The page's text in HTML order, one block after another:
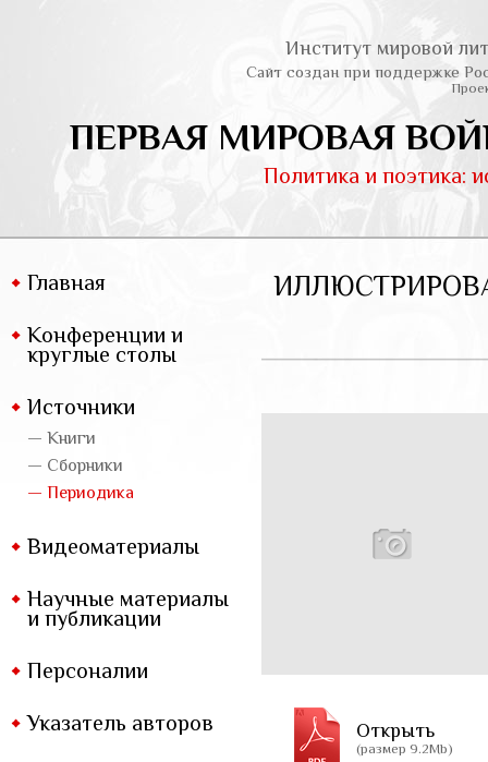
Институт мировой
Сайт создан при поддержке
ПЕРВАЯ МИРОВАЯ
Политика и поэтика:
Главная
Конференции и
круглые столы
Источники
— Книги
— Сборники
— Периодика
Видеоматериалы
Научные материалы
и публикации
Персоналии
Указатель авторов Открыть
(размер 9.2Mb)